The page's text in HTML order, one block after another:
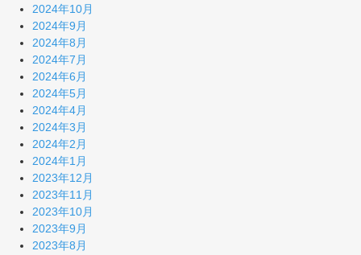
2024年10月
2024年9月
2024年8月
2024年7月
2024年6月
2024年5月
2024年4月
2024年3月
2024年2月
2024年1月
2023年12月
2023年11月
2023年10月
2023年9月
2023年8月